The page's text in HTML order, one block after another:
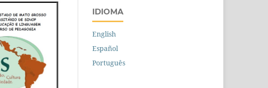
IDIOMA
English
Español
Português